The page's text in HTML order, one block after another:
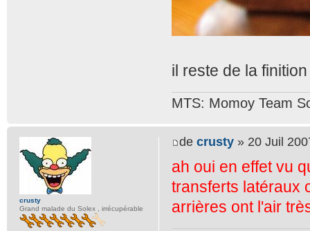
il reste de la
MTS: Momoy Team
de crusty » 20 Juil
ah oui en effet vu
transferts latéraux
arrières ont l'air
crusty
Grand malade du Solex , irrécupérable